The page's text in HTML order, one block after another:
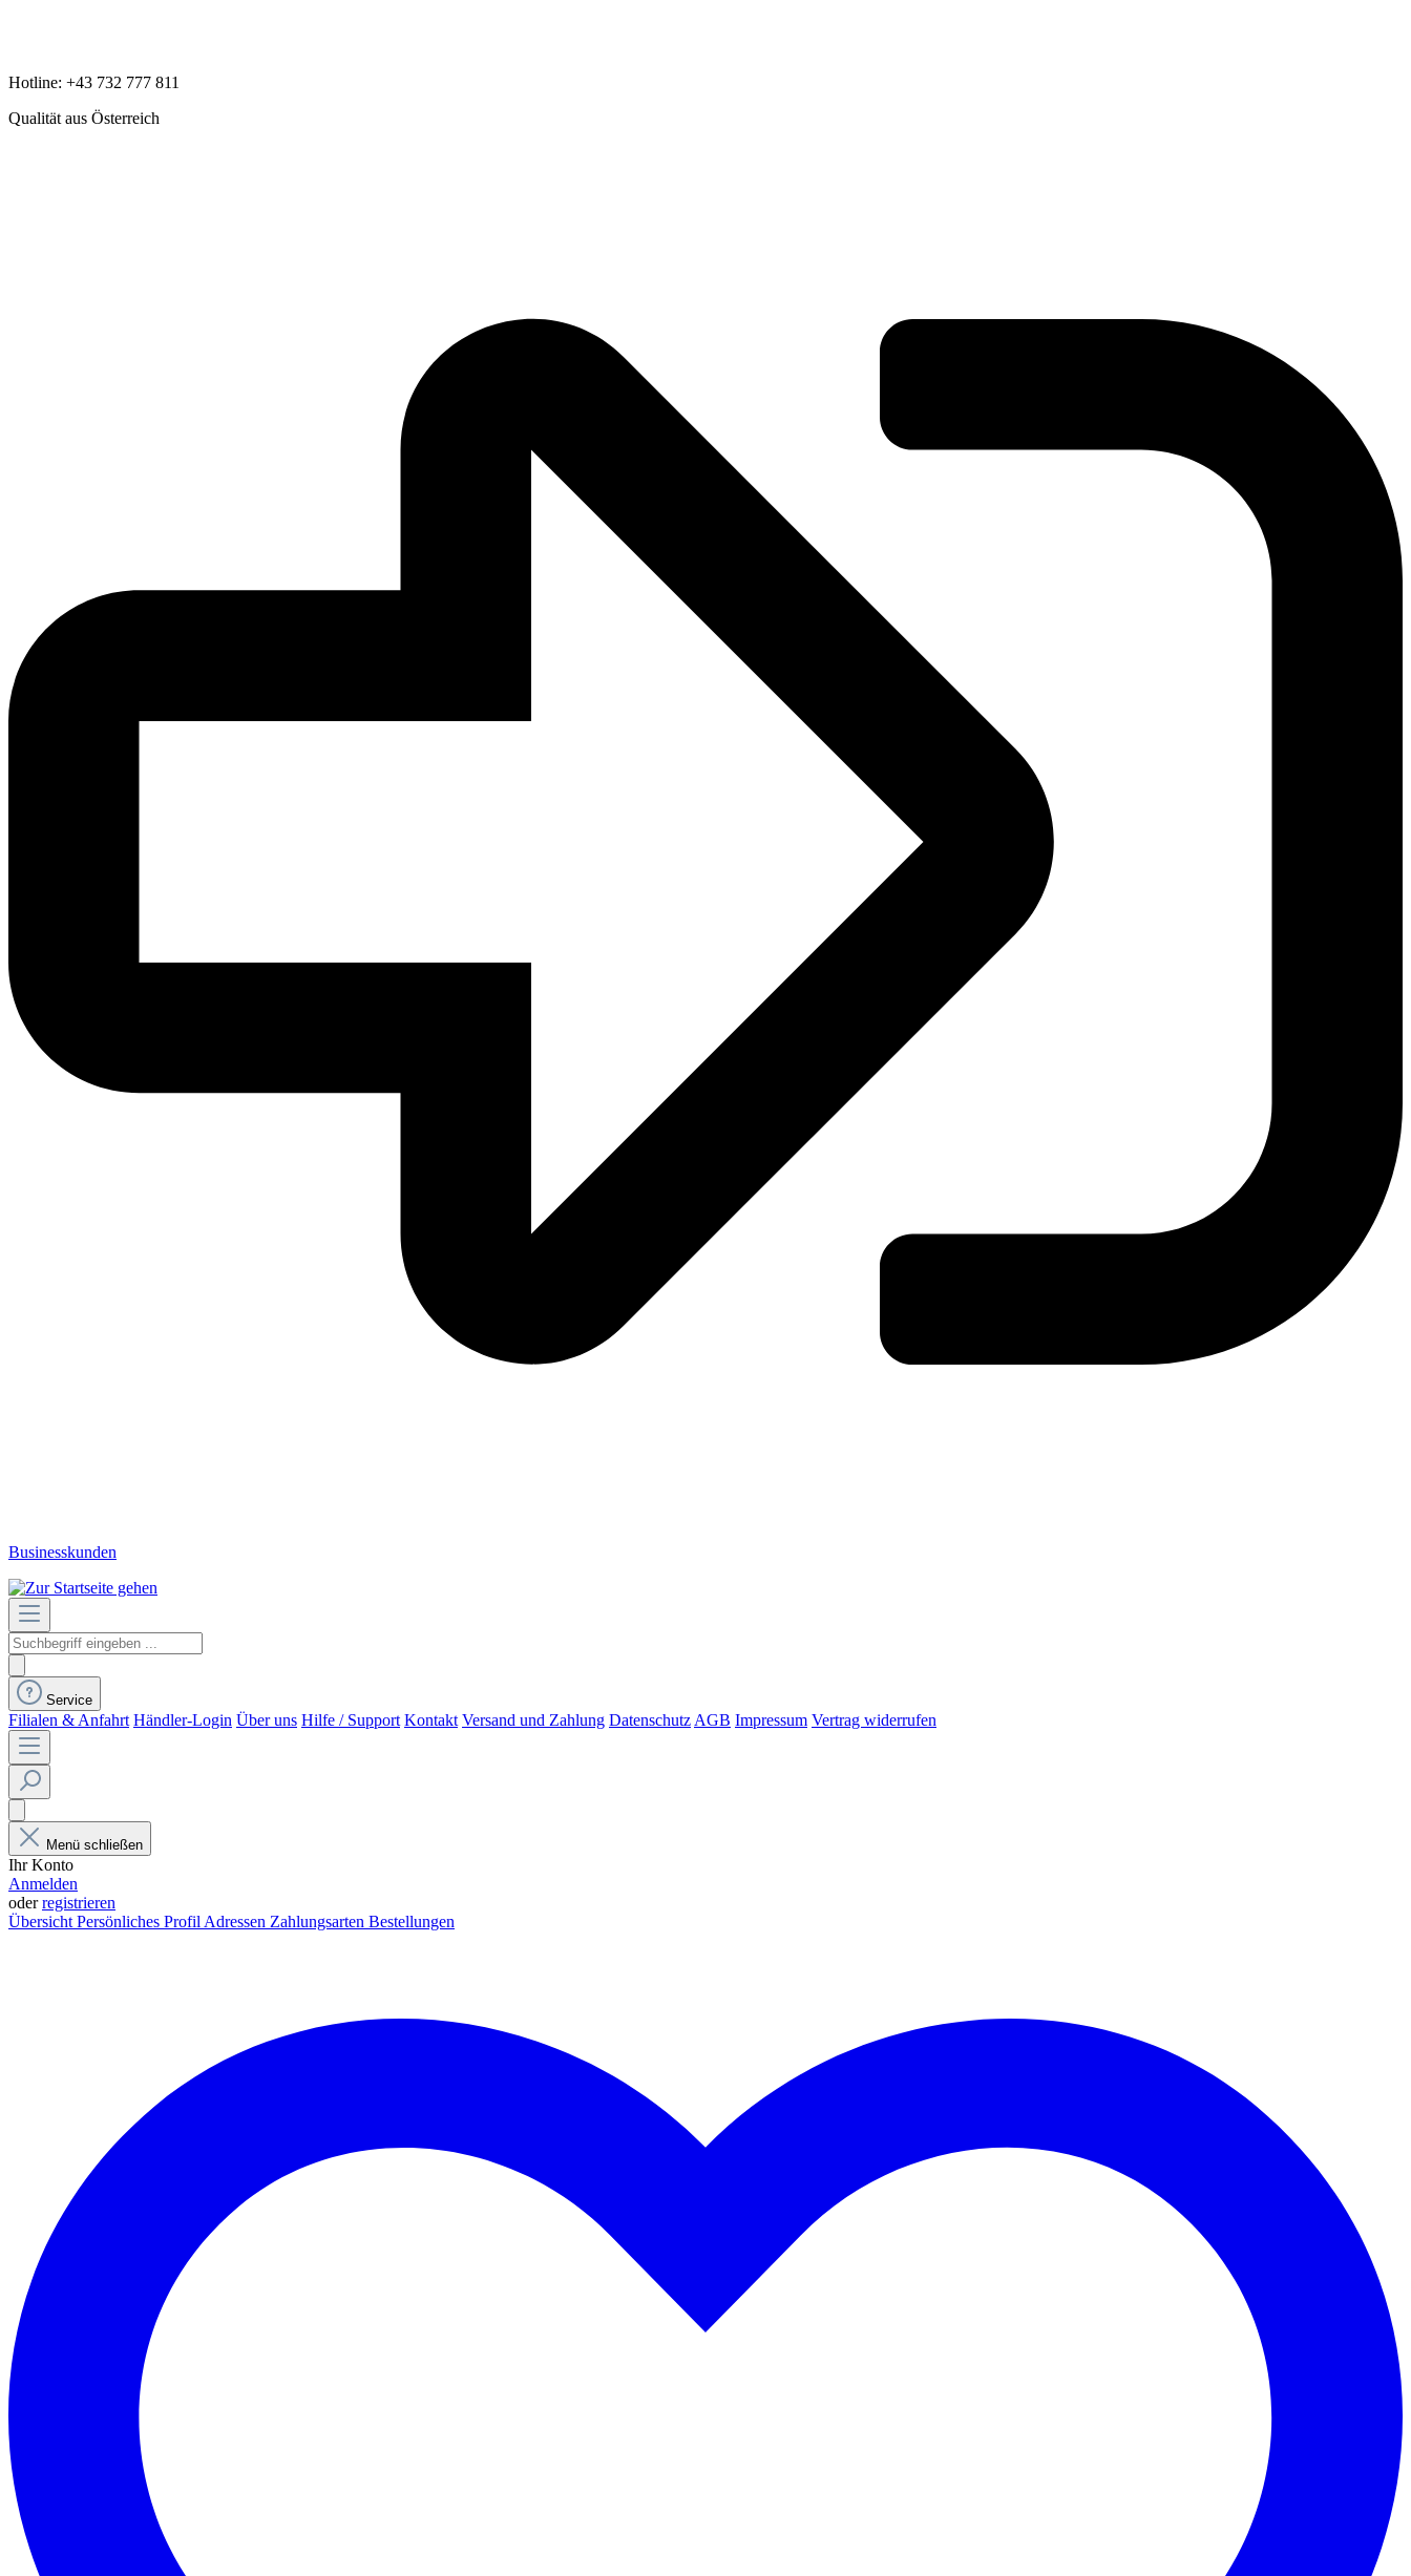
Hotline: +43 732 777 811
Qualität aus Österreich
Businesskunden
Service
Filialen & Anfahrt Händler-Login Über uns Hilfe / Support Kontakt Versand und Zahlung DatenschutzAGB Impressum Vertrag widerrufen
Menü schließen
Ihr Konto
Anmelden
oderregistrieren
ÜbersichtPersönliches ProfilAdressen Zahlungsarten Bestellungen